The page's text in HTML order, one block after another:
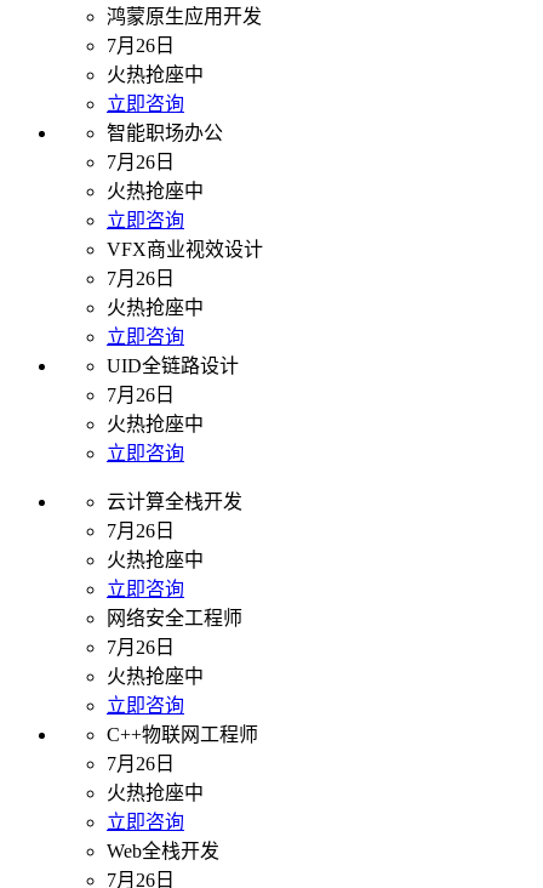
鸿蒙原生应用开发
7月26日
火热抢座中
立即咨询
智能职场办公
7月26日
火热抢座中
立即咨询
VFX商业视效设计
7月26日
火热抢座中
立即咨询
UID全链路设计
7月26日
火热抢座中
立即咨询
云计算全栈开发
7月26日
火热抢座中
立即咨询
网络安全工程师
7月26日
火热抢座中
立即咨询
C++物联网工程师
7月26日
火热抢座中
立即咨询
Web全栈开发
7月26日